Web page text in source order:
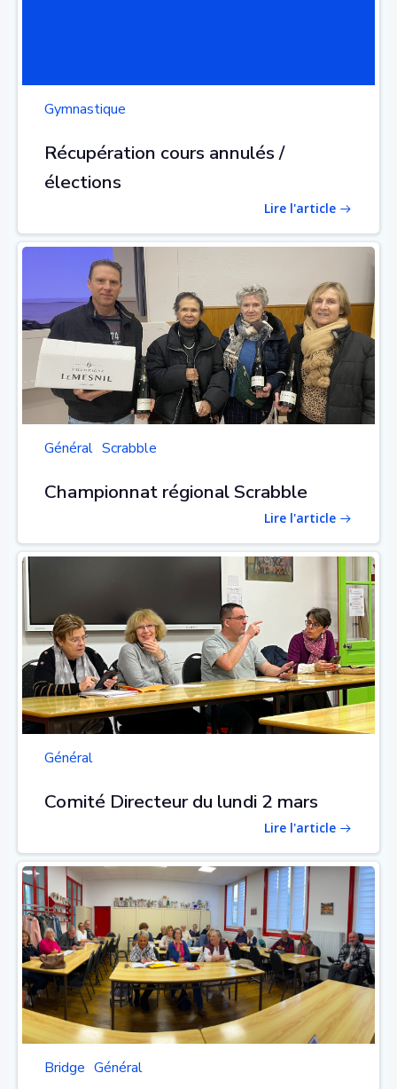
Gymnastique
Récupération cours annulés /
élections
Lire l'article
Général Scrabble
Championnat régional Scrabble
Lire l'article
Général
Comité Directeur du lundi 2 mars
Lire l'article
Bridge Général